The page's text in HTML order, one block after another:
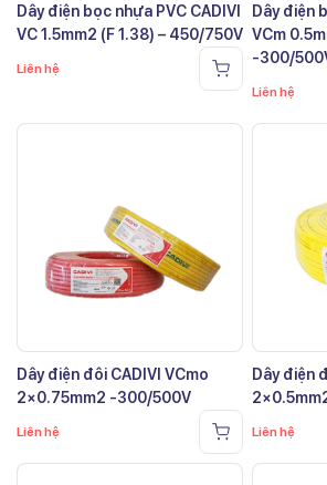
Dây điện bọc nhựa PVC CADIVI
VC 1.5mm2 (F 1.38) – 450/750V
Liên hệ
Dây điện
VCm
-300/
Liên hệ
Dây điện đôi CADIVI VCmo
2×0.75mm2 -300/500V
Liên hệ
Dây điện
Liên hệ